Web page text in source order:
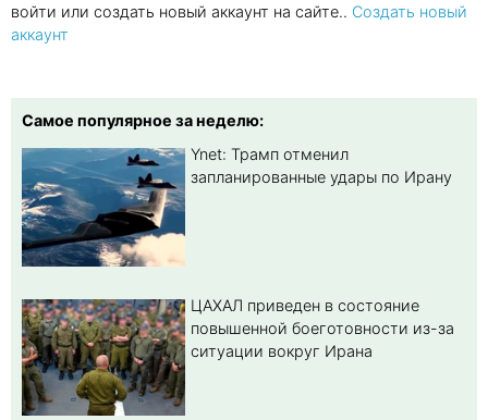
войти или создать новый аккаунт на сайте.. Создать новый
аккаунт
Самое популярное за неделю:
Ynet: Трамп отменил
запланированные удары по Ирану
ЦАХАЛ приведен в состояние
повышенной боеготовности из-за
ситуации вокруг Ирана